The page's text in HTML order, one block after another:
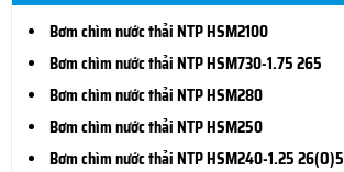
Bơm chìm nước thải NTP HSM2100
Bơm chìm nước thải NTP HSM730-1.75 265
Bơm chìm nước thải NTP HSM280
Bơm chìm nước thải NTP HSM250
Bơm chìm nước thải NTP HSM240-1.25 26(O)5